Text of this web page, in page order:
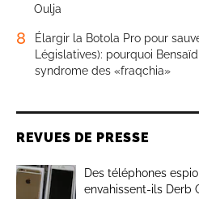
Oulja
8
Élargir la Botola Pro pour
Législatives): pourquoi
syndrome des «fraqchia»
REVUES DE PRESSE
Des téléphones
envahissent-ils Derb